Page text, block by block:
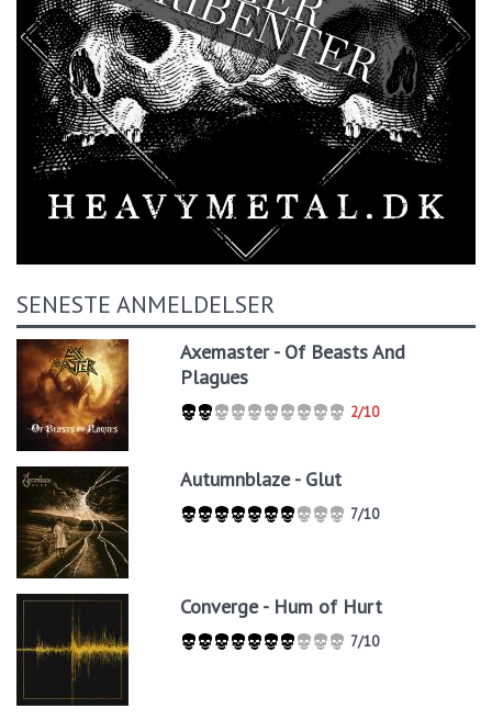
SENESTE ANMELDELSER
Axemaster - Of Beasts And
Plagues
2/10
Autumnblaze - Glut
7/10
Converge - Hum of Hurt
7/10